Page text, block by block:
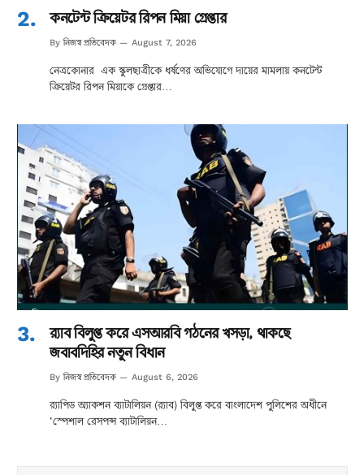
কনটেন্ট ক্রিয়েটর রিপন মিয়া গ্রেপ্তার
By নিজস্ব প্রতিবেদক August 7, 2026
নেত্রকোনার এক স্কুলছাত্রীকে ধর্ষণের অভিযোগে দায়ের মামলায় কনটেন্ট
ক্রিয়েটর রিপন মিয়াকে গ্রেপ্তার…
র‌্যাব বিলুপ্ত করে এসআরবি গঠনের খসড়া, থাকছে
জবাবদিহির নতুন বিধান
By নিজস্ব প্রতিবেদক August 6, 2026
র‌্যাপিড অ্যাকশন ব্যাটালিয়ন (র‌্যাব) বিলুপ্ত করে বাংলাদেশ পুলিশের অধীনে
‘স্পেশাল রেসপন্স ব্যাটালিয়ন…